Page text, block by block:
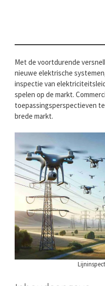
Met de voortdurende
nieuwe elektrische
inspectie van
spelen op de markt.
toepassingsperspectieven
brede markt.